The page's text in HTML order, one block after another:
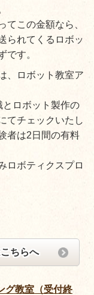
てこの金額なら、
られてくるロボッ
です。
、ロボット教室ア
ロボット製作の
てチェックいたし
者は2日間の有料
ロボティクスプロ
ちらへ
グ教室（受付終